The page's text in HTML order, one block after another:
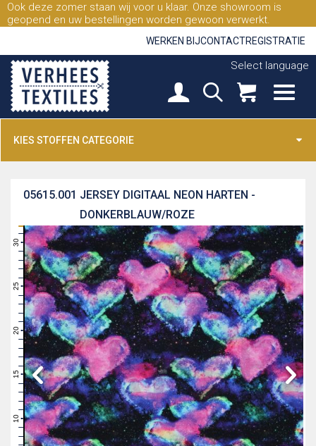
Ook deze zomer staan wij voor u klaar. Onze showroom is
geopend en uw bestellingen worden gewoon verwerkt.
WERKEN BIJCONTACTREGISTRATIE
Select language
KIES STOFFEN CATEGORIE
JERSEY DIGITAAL NEON HARTEN -
DONKERBLAUW/ROZE
05615.001
7
9
10
11
12
13
14
15
16
17
18
19
20
21
22
23
24
25
26
27
28
29
30
31